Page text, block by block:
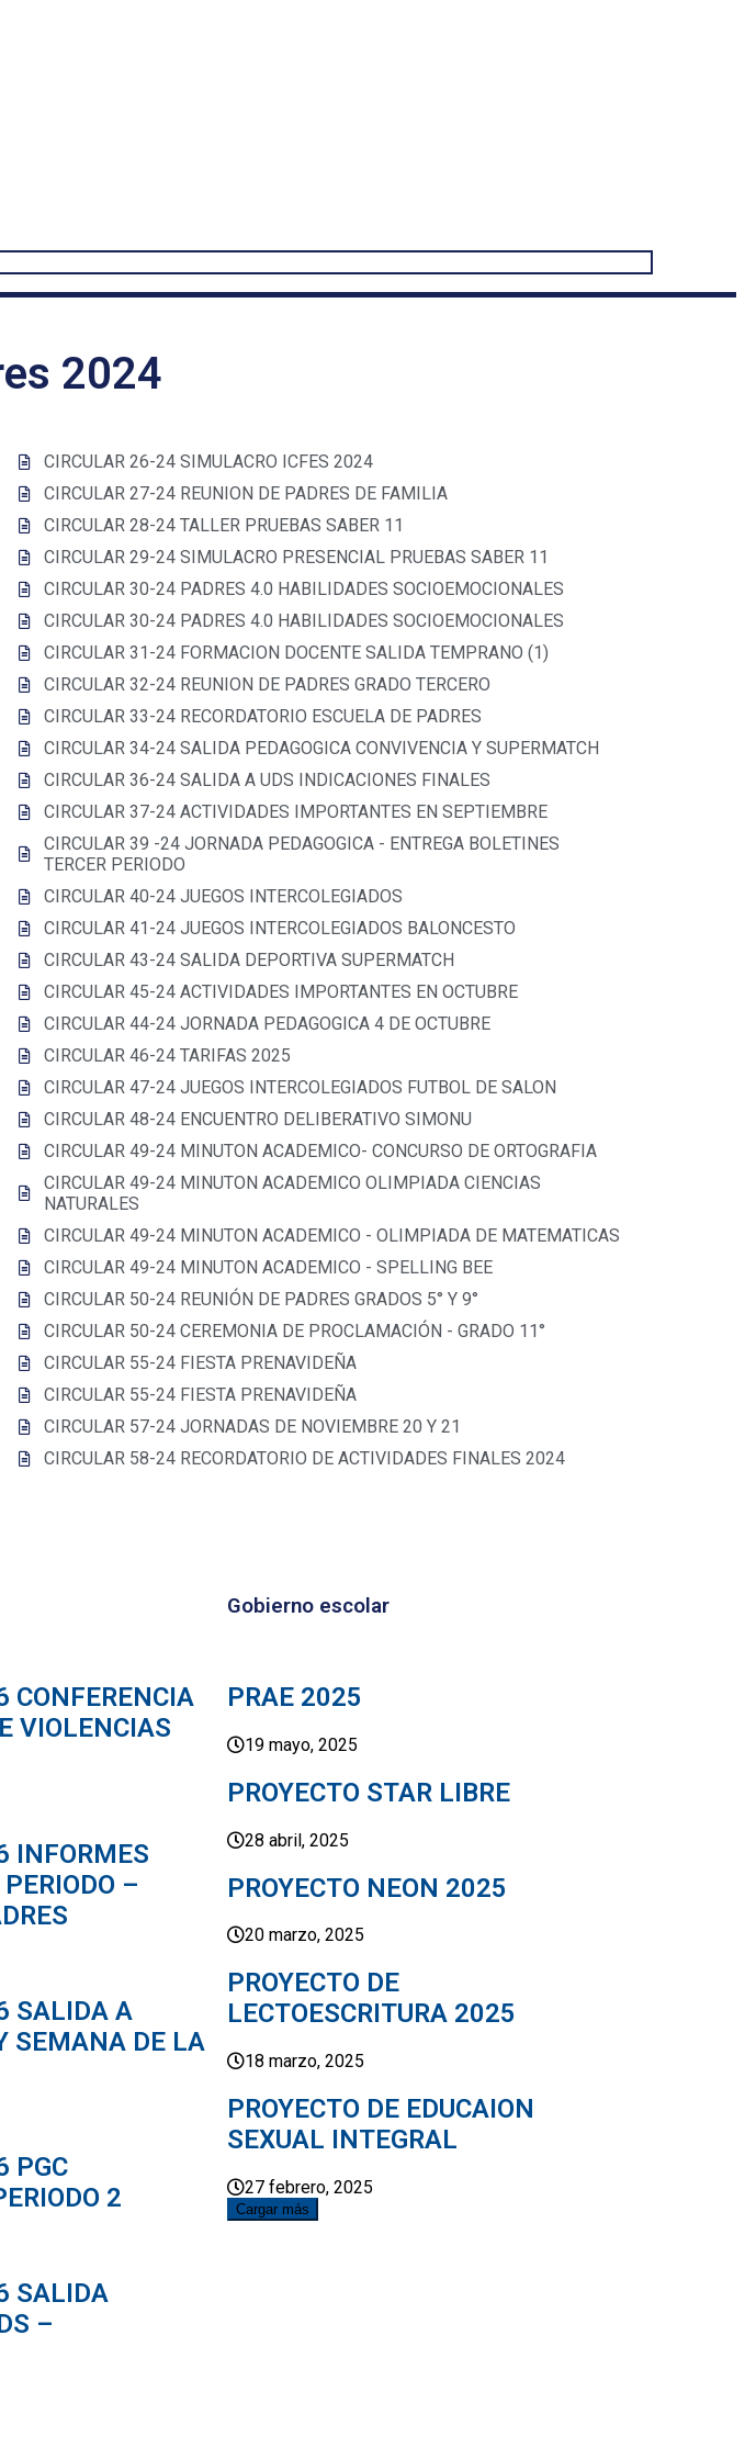
2024
CIRCULAR 26-24 SIMULACRO ICFES 2024
CIRCULAR 27-24 REUNION DE PADRES DE FAMILIA
CIRCULAR 28-24 TALLER PRUEBAS SABER 11
CIRCULAR 29-24 SIMULACRO PRESENCIAL PRUEBAS SABER 11
CIRCULAR 30-24 PADRES 4.0 HABILIDADES SOCIOEMOCIONALES
CIRCULAR 30-24 PADRES 4.0 HABILIDADES SOCIOEMOCIONALES
CIRCULAR 31-24 FORMACION DOCENTE SALIDA TEMPRANO (1)
CIRCULAR 32-24 REUNION DE PADRES GRADO TERCERO
CIRCULAR 33-24 RECORDATORIO ESCUELA DE PADRES
CIRCULAR 34-24 SALIDA PEDAGOGICA CONVIVENCIA Y SUPERMATCH
CIRCULAR 36-24 SALIDA A UDS INDICACIONES FINALES
CIRCULAR 37-24 ACTIVIDADES IMPORTANTES EN SEPTIEMBRE
CIRCULAR 39 -24 JORNADA PEDAGOGICA - ENTREGA BOLETINES
TERCER PERIODO
CIRCULAR 40-24 JUEGOS INTERCOLEGIADOS
CIRCULAR 41-24 JUEGOS INTERCOLEGIADOS BALONCESTO
CIRCULAR 43-24 SALIDA DEPORTIVA SUPERMATCH
CIRCULAR 45-24 ACTIVIDADES IMPORTANTES EN OCTUBRE
CIRCULAR 44-24 JORNADA PEDAGOGICA 4 DE OCTUBRE
CIRCULAR 46-24 TARIFAS 2025
CIRCULAR 47-24 JUEGOS INTERCOLEGIADOS FUTBOL DE SALON
CIRCULAR 48-24 ENCUENTRO DELIBERATIVO SIMONU
CIRCULAR 49-24 MINUTON ACADEMICO- CONCURSO DE ORTOGRAFIA
CIRCULAR 49-24 MINUTON ACADEMICO OLIMPIADA CIENCIAS
NATURALES
CIRCULAR 49-24 MINUTON ACADEMICO - OLIMPIADA DE MATEMATICAS
CIRCULAR 49-24 MINUTON ACADEMICO - SPELLING BEE
CIRCULAR 50-24 REUNIÓN DE PADRES GRADOS 5° Y 9°
CIRCULAR 50-24 CEREMONIA DE PROCLAMACIÓN - GRADO 11°
CIRCULAR 55-24 FIESTA PRENAVIDEÑA
CIRCULAR 55-24 FIESTA PRENAVIDEÑA
CIRCULAR 57-24 JORNADAS DE NOVIEMBRE 20 Y 21
CIRCULAR 58-24 RECORDATORIO DE ACTIVIDADES FINALES 2024
CONFERENCIA
VIOLENCIAS
INFORMES
–
SALIDA A
SEMANA DE LA
PGC
2
SALIDA
–
Gobierno escolar
PRAE 2025
19 mayo, 2025
PROYECTO STAR LIBRE
28 abril, 2025
PROYECTO NEON 2025
20 marzo, 2025
PROYECTO DE
LECTOESCRITURA 2025
18 marzo, 2025
PROYECTO DE EDUCAION
SEXUAL INTEGRAL
27 febrero, 2025
Cargar más